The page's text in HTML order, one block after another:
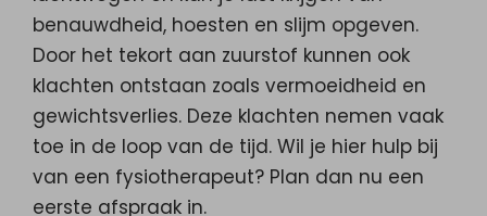
benauwdheid, hoesten en slijm opgeven.
Door het tekort aan zuurstof kunnen ook
klachten ontstaan zoals vermoeidheid en
gewichtsverlies. Deze klachten nemen vaak
toe in de loop van de tijd. Wil je hier hulp bij
van een fysiotherapeut? Plan dan nu een
eerste afspraak in.